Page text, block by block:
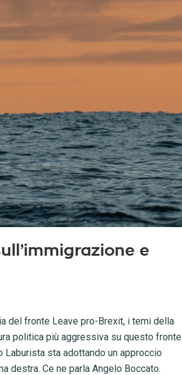
e
del fronte Leave pro-Brexit, i temi della
politica più aggressiva su questo fronte
Laburista sta adottando un approccio
destra. Ce ne parla Angelo Boccato.